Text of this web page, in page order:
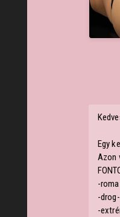
Egy
Azon
-
-
-